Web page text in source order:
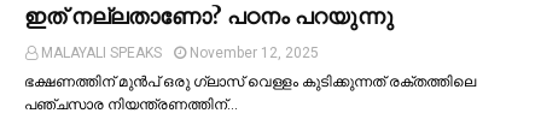
ഇത് നല്ലതാണോ? പഠനം പറയുന്നു
MALAYALI SPEAKS
November 12, 2025
ഭക്ഷണത്തിന് മുന്‍പ് ഒരു ഗ്ലാസ് വെള്ളം കുടിക്കുന്നത് രക്തത്തിലെ
പഞ്ചസാര നിയന്ത്രണത്തിന്…